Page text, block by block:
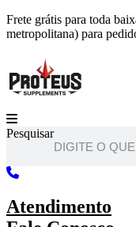
Ir
para
conteúdo
Frete grátis para toda
metropolitana) para
Pesquisar
Atendimento